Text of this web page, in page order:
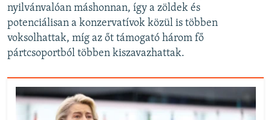
nyilvánvalóan máshonnan, így a zöldek és
potenciálisan a konzervatívok közül is többen
voksolhattak, míg az őt támogató három fő
pártcsoportból többen kiszavazhattak.